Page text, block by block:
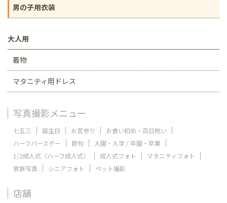
男の子用衣装
大人用
着物
マタニティ用ドレス
写真撮影メニュー
七五三 誕生日 お宮参り
お食い初め・百日祝い
ハーフバースデー
節句
入園・入学 / 卒園・卒業
1/2成人式（ハーフ成人式）
成人式フォト
マタニティフォト
家族写真
シニアフォト ペット撮影
店舗